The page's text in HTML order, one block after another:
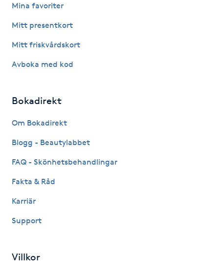
Gravidyoga
H
Headspa
Herrklippning
HIFU
Hollywood Peel
Mina favoriter
Mitt presentkort
Mitt friskvårdskort
Avboka med kod
Bokadirekt
Om Bokadirekt
Blogg - Beautylabbet
FAQ - Skönhetsbehandlingar
Fakta & Råd
Karriär
Support
Villkor